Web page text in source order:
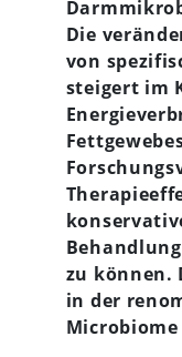
Die
von
steigert im
zu können.
in der